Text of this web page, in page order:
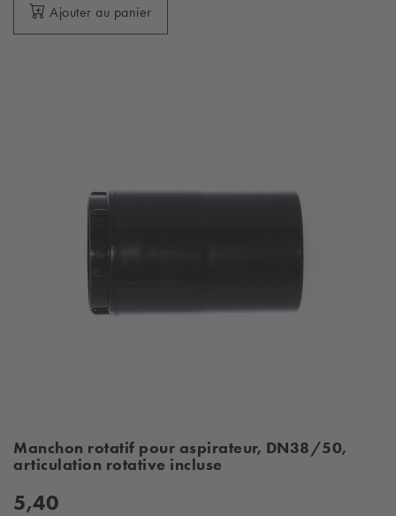
Ajouter au panier
Manchon rotatif pour aspirateur, DN38/50,
articulation rotative incluse
5,40